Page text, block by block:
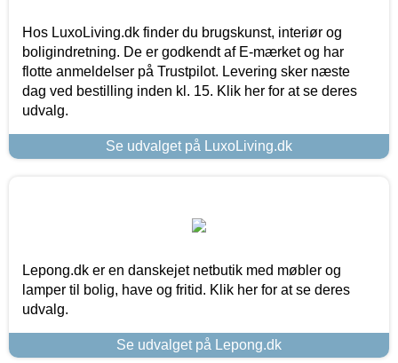
Hos LuxoLiving.dk finder du brugskunst, interiør og
boligindretning. De er godkendt af E-mærket og har
flotte anmeldelser på Trustpilot. Levering sker næste
dag ved bestilling inden kl. 15. Klik her for at se deres
udvalg.
Se udvalget på LuxoLiving.dk
Lepong.dk er en danskejet netbutik med møbler og
lamper til bolig, have og fritid. Klik her for at se deres
udvalg.
Se udvalget på Lepong.dk